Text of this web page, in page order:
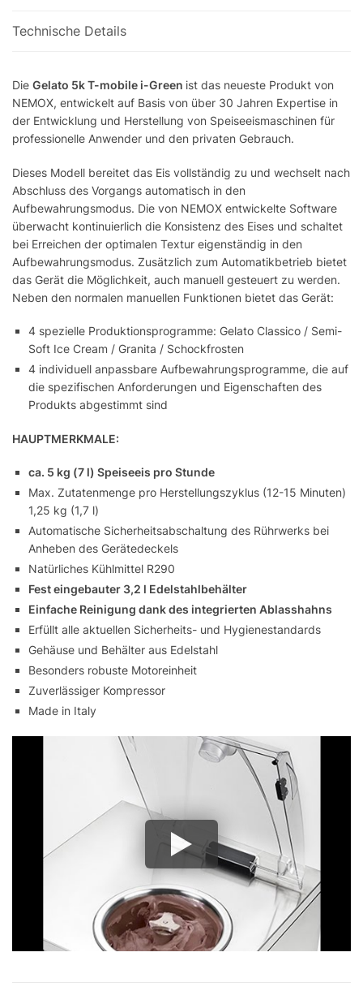
Technische Details
Die Gelato 5k T-mobile i-Green ist das neueste Produkt von
NEMOX, entwickelt auf Basis von über 30 Jahren Expertise in
der Entwicklung und Herstellung von Speiseeismaschinen für
professionelle Anwender und den privaten Gebrauch.
Dieses Modell bereitet das Eis vollständig zu und wechselt nach
Abschluss des Vorgangs automatisch in den
Aufbewahrungsmodus. Die von NEMOX entwickelte Software
überwacht kontinuierlich die Konsistenz des Eises und schaltet
bei Erreichen der optimalen Textur eigenständig in den
Aufbewahrungsmodus. Zusätzlich zum Automatikbetrieb bietet
das Gerät die Möglichkeit, auch manuell gesteuert zu werden.
Neben den normalen manuellen Funktionen bietet das Gerät:
4 spezielle Produktionsprogramme: Gelato Classico / Semi-
Soft Ice Cream / Granita / Schockfrosten
4 individuell anpassbare Aufbewahrungsprogramme, die auf
die spezifischen Anforderungen und Eigenschaften des
Produkts abgestimmt sind
HAUPTMERKMALE:
ca. 5 kg (7 l) Speiseeis pro Stunde
Max. Zutatenmenge pro Herstellungszyklus (12-15 Minuten)
1,25 kg (1,7 l)
Automatische Sicherheitsabschaltung des Rührwerks bei
Anheben des Gerätedeckels
Natürliches Kühlmittel R290
Fest eingebauter 3,2 l Edelstahlbehälter
Einfache Reinigung dank des integrierten Ablasshahns
Erfüllt alle aktuellen Sicherheits- und Hygienestandards
Gehäuse und Behälter aus Edelstahl
Besonders robuste Motoreinheit
Zuverlässiger Kompressor
Made in Italy